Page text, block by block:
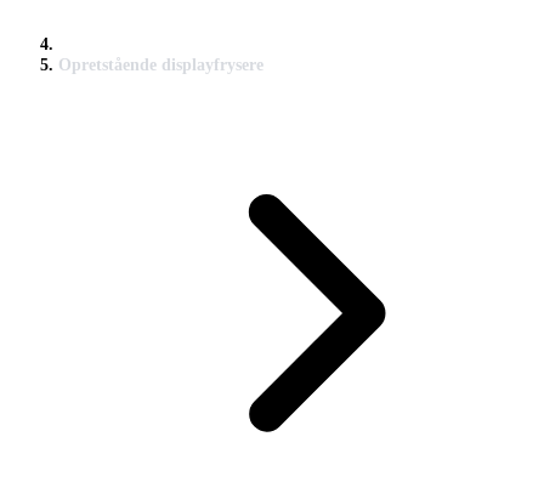
Opretstående displayfrysere